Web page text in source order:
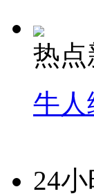
热点
牛人
24